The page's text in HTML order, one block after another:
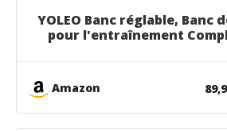
YOLEO Banc réglable, Banc
pour l'entraînement
Amazon